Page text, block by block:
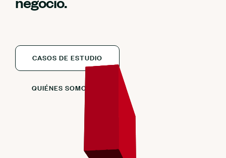
CASOS DE ESTUDIO
QUIÉNES SOMOS →